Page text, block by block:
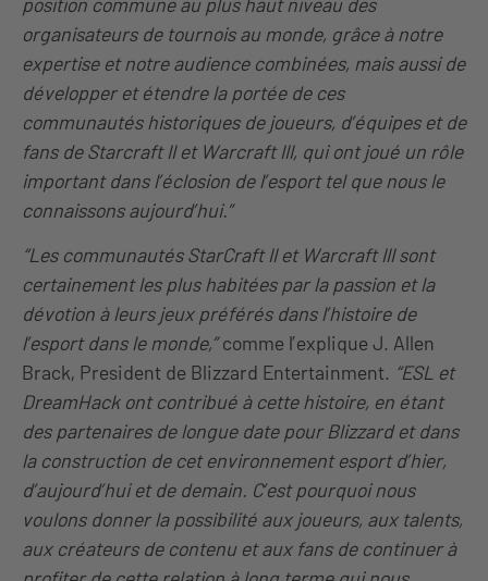
organisateurs de tournois au monde, grâce à notre
expertise et notre audience combinées, mais aussi de
développer et étendre la portée de ces
communautés historiques de joueurs, d’équipes et de
fans de Starcraft II et Warcraft III, qui ont joué un rôle
important dans l’éclosion de l’esport tel que nous le
connaissons aujourd’hui.”
“Les communautés StarCraft II et Warcraft III sont
certainement les plus habitées par la passion et la
dévotion à leurs jeux préférés dans l’histoire de
l’esport dans le monde,”comme l’explique J. Allen
Brack, President de Blizzard Entertainment. “ESL et
DreamHack ont contribué à cette histoire, en étant
des partenaires de longue date pour Blizzard et dans
la construction de cet environnement esport d’hier,
d’aujourd’hui et de demain. C’est pourquoi nous
voulons donner la possibilité aux joueurs, aux talents,
aux créateurs de contenu et aux fans de continuer à